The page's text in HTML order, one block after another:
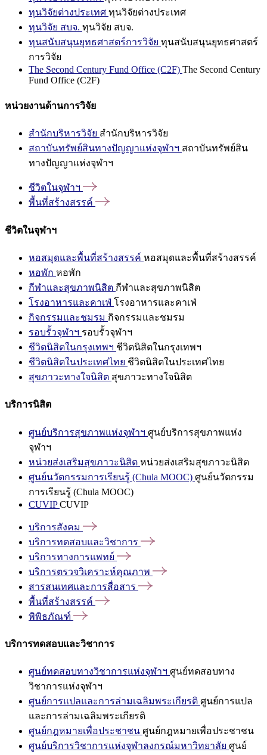
ทุนวิจัยต่างประเทศ ทุนวิจัยต่างประเทศ
ทุนวิจัย สบจ. ทุนวิจัย สบจ.
ทุนสนับสนุนยุทธศาสตร์การวิจัย ทุนสนับสนุนยุทธศาสตร์
การวิจัย
The Second Century Fund Office (C2F) The Second Century
Fund Office (C2F)
หน่วยงานด้านการวิจัย
สำนักบริหารวิจัย สำนักบริหารวิจัย
สถาบันทรัพย์สินทางปัญญาแห่งจุฬาฯ สถาบันทรัพย์สิน
ทางปัญญาแห่งจุฬาฯ
ชีวิตในจุฬาฯ
พื้นที่สร้างสรรค์
ชีวิตในจุฬาฯ
หอสมุดและพื้นที่สร้างสรรค์ หอสมุดและพื้นที่สร้างสรรค์
หอพัก หอพัก
กีฬาและสุขภาพนิสิต กีฬาและสุขภาพนิสิต
โรงอาหารและคาเฟ่ โรงอาหารและคาเฟ่
กิจกรรมและชมรม กิจกรรมและชมรม
รอบรั้วจุฬาฯ รอบรั้วจุฬาฯ
ชีวิตนิสิตในกรุงเทพฯ ชีวิตนิสิตในกรุงเทพฯ
ชีวิตนิสิตในประเทศไทย ชีวิตนิสิตในประเทศไทย
สุขภาวะทางใจนิสิต สุขภาวะทางใจนิสิต
บริการนิสิต
ศูนย์บริการสุขภาพแห่งจุฬาฯ ศูนย์บริการสุขภาพแห่ง
จุฬาฯ
หน่วยส่งเสริมสุขภาวะนิสิต หน่วยส่งเสริมสุขภาวะนิสิต
ศูนย์นวัตกรรมการเรียนรู้ (Chula MOOC) ศูนย์นวัตกรรม
การเรียนรู้ (Chula MOOC)
CUVIPCUVIP
บริการสังคม
บริการทดสอบและวิชาการ
บริการทางการแพทย์
บริการตรวจวิเคราะห์คุณภาพ
สารสนเทศและการสื่อสาร
พื้นที่สร้างสรรค์
พิพิธภัณฑ์
บริการทดสอบและวิชาการ
ศูนย์ทดสอบทางวิชาการแห่งจุฬาฯ ศูนย์ทดสอบทาง
วิชาการแห่งจุฬาฯ
ศูนย์การแปลและการล่ามเฉลิมพระเกียรติ ศูนย์การแปล
และการล่ามเฉลิมพระเกียรติ
ศูนย์กฎหมายเพื่อประชาชน ศูนย์กฎหมายเพื่อประชาชน
ศูนย์บริการวิชาการแห่งจุฬาลงกรณ์มหาวิทยาลัย ศูนย์